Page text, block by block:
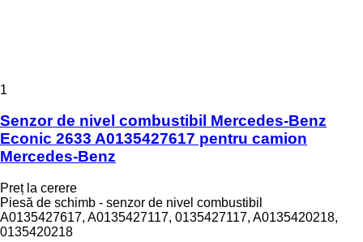
1
Senzor de nivel combustibil Mercedes-Benz
Econic 2633 A0135427617 pentru camion
Mercedes-Benz
Preț la cerere
Piesă de schimb - senzor de nivel combustibil
A0135427617, A0135427117, 0135427117, A0135420218,
0135420218